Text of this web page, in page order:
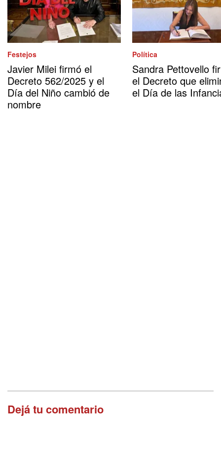
Festejos
Javier Milei firmó el
Decreto 562/2025 y el
Día del Niño cambió de
nombre
Política
Sandra Pettovello
el Decreto que
el Día de las
Dejá tu comentario